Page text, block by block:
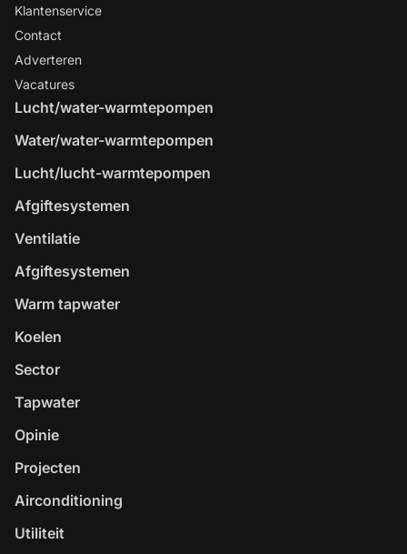
Klantenservice
Contact
Adverteren
Vacatures
Lucht/water-warmtepompen
Water/water-warmtepompen
Lucht/lucht-warmtepompen
Afgiftesystemen
Ventilatie
Afgiftesystemen
Warm tapwater
Koelen
Sector
Tapwater
Opinie
Projecten
Airconditioning
Utiliteit